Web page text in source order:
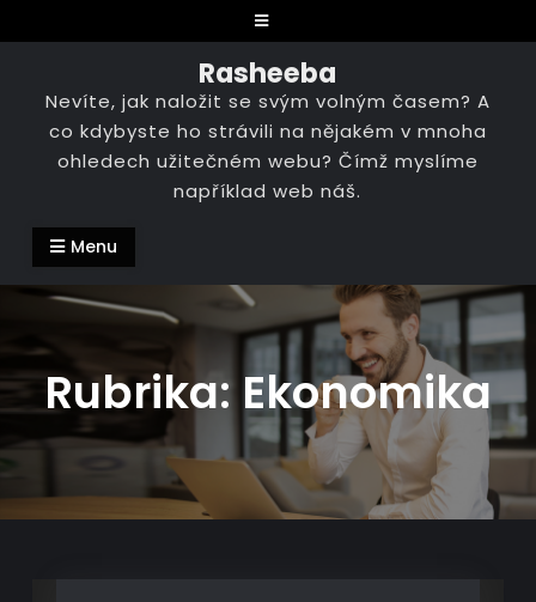
to
Rasheeba
Nevíte, jak naložit se svým volným časem? A
co kdybyste ho strávili na nějakém v mnoha
ohledech užitečném webu? Čímž myslíme
například web náš.
Menu
Rubrika: Ekonomika